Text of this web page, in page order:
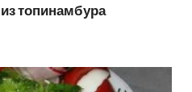
топинамбура